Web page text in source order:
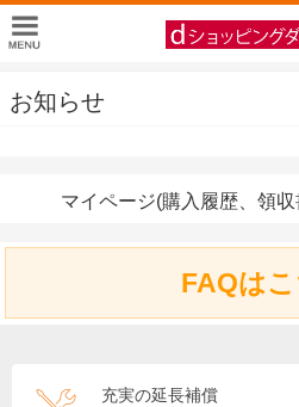
お知らせ
マイページ(購入履歴、領
FAQは
充実の延長補償